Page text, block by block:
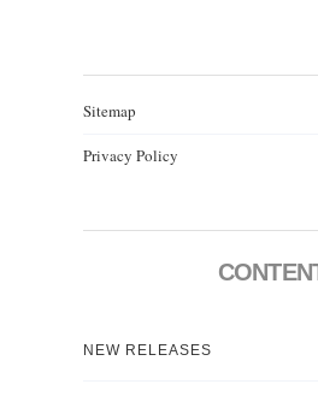
Sitemap
Privacy Policy
NEW RELEASES